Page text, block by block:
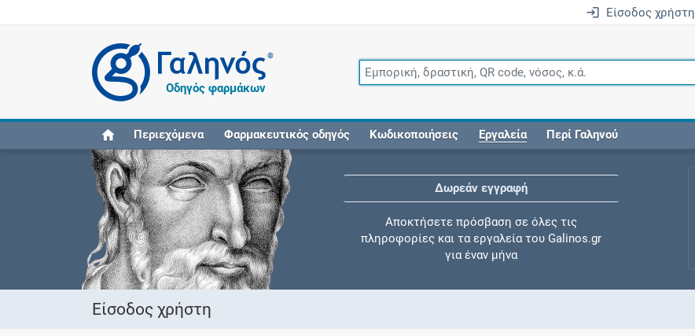
Είσοδος χρήστη
®
Οδηγός φαρμάκων
Περιεχόμενα Φαρμακευτικός οδηγός Κωδικοποιήσεις Εργαλεία Περί Γαληνού
Δωρεάν εγγραφή
Αποκτήσετε πρόσβαση σε όλες τις
πληροφορίες και τα εργαλεία του Galinos.gr
για έναν μήνα
Είσοδος χρήστη